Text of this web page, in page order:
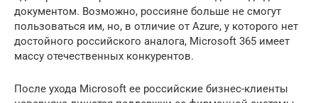
документом. Возможно, россияне больше не смогут
пользоваться им, но, в отличие от Azure, у которого нет
достойного российского аналога, Microsoft 365 имеет
массу отечественных конкурентов.
После ухода Microsoft ее российские бизнес-клиенты